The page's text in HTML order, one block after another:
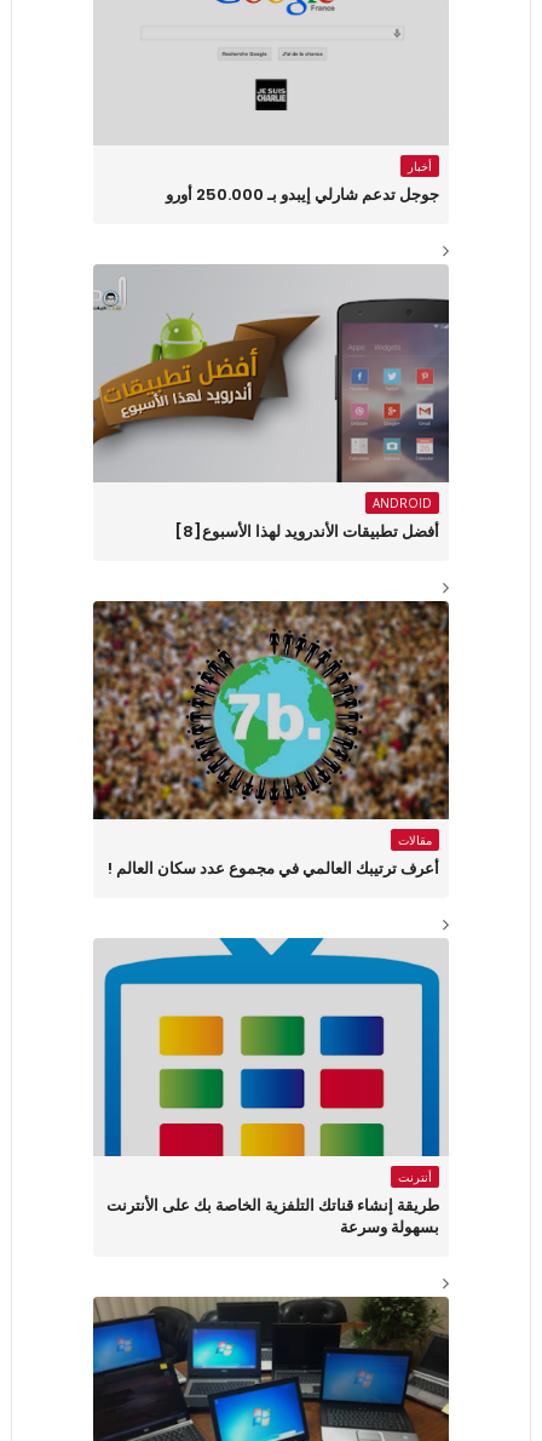
أخبار
جوجل تدعم شارلي إيبدو بـ 250.000 أورو
ANDROID
أفضل تطبيقات الأندرويد لهذا الأسبوع[8]
مقالات
أعرف ترتيبك العالمي في مجموع عدد سكان العالم !
أنترنت
طريقة إنشاء قناتك التلفزية الخاصة بك على الأنترنت
بسهولة وسرعة